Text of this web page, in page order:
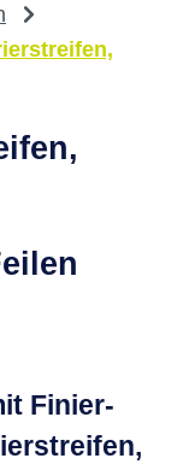
Finier-